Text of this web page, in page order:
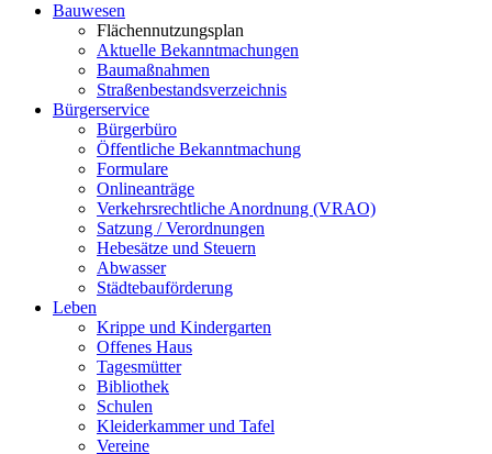
Bauwesen
Flächennutzungsplan
Aktuelle Bekanntmachungen
Baumaßnahmen
Straßenbestandsverzeichnis
Bürgerservice
Bürgerbüro
Öffentliche Bekanntmachung
Formulare
Onlineanträge
Verkehrsrechtliche Anordnung (VRAO)
Satzung / Verordnungen
Hebesätze und Steuern
Abwasser
Städtebauförderung
Leben
Krippe und Kindergarten
Offenes Haus
Tagesmütter
Bibliothek
Schulen
Kleiderkammer und Tafel
Vereine